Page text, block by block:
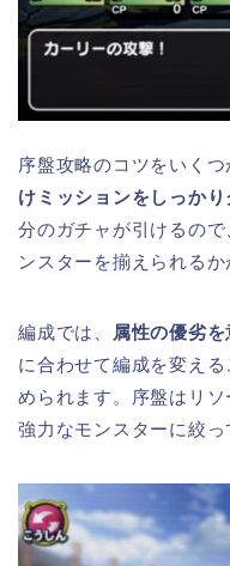
序盤攻略のコツをいくつ
けミッションをしっか
分のガチャが引けるの
ンスターを揃えられるか
編成では、 属性の優劣
に合わせて編成を変え
められます。序盤はリ
強力なモンスターに絞っ